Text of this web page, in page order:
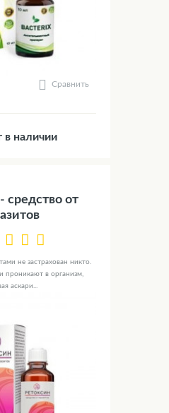
Сравнить
в наличии
средство от
не застрахован никто.
проникают в организм,
аскари...